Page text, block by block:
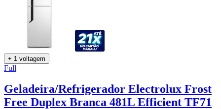
+ 1 voltagem
Full
Geladeira/Refrigerador Electrolux Frost
Free Duplex Branca 481L Efficient TF71